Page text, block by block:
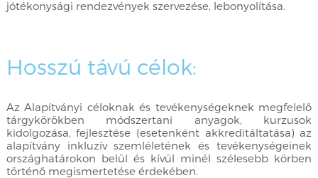
jótékonysági rendezvények szervezése, lebonyolítása.
Hosszú távú célok:
Az Alapítványi céloknak és tevékenységeknek megfelelő
tárgykörökben módszertani anyagok, kurzusok
kidolgozása, fejlesztése (esetenként akkreditáltatása) az
alapítvány inkluzív szemléletének és tevékenységeinek
országhatárokon belül és kívül minél szélesebb körben
történő megismertetése érdekében.